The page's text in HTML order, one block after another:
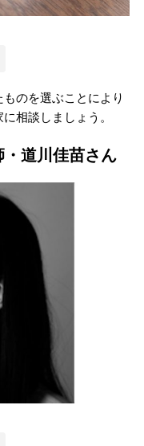
のを選ぶことにより
相談しましょう。
道川佳苗さん